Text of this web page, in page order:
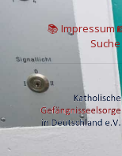
📚 Impressum
Suche